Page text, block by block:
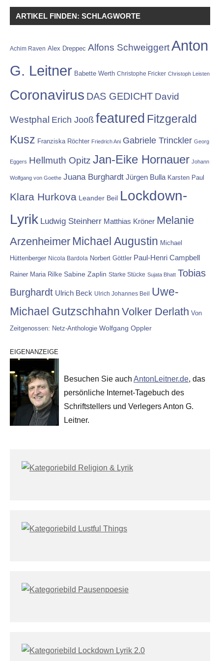
ARTIKEL FINDEN: SCHLAGWORTE
Achim Raven Alex Dreppec Alfons SchweiggertAnton
G. Leitner Babette Werth Christophe Fricker Christoph Leisten
Coronavirus DAS GEDICHT David
Westphal Erich Jooß featured Fitzgerald
Kusz Franziska Röchter Friedrich Ani Gabriele Trinckler Georg
Eggers Hellmuth Opitz Jan-Eike Hornauer Johann
Wolfgang von Goethe Juana Burghardt Jürgen Bulla Karsten Paul
Klara Hurkova Leander Beil Lockdown-
Lyrik Ludwig Steinherr Matthias Kröner Melanie
Arzenheimer Michael Augustin Michael
Hüttenberger Nicola Bardola Norbert Göttler Paul-Henri Campbell
Rainer Maria Rilke Sabine Zaplin Starke Stücke Sujata Bhatt Tobias
Burghardt Ulrich Beck Ulrich Johannes Beil
Uwe-
Michael Gutzschhahn Volker Derlath Von
Zeitgenossen: Netz-Anthologie Wolfgang Oppler
EIGENANZEIGE
Besuchen Sie auch AntonLeitner.de, das
persönliche Internet-Tagebuch des
Schriftstellers und Verlegers Anton G.
Leitner.